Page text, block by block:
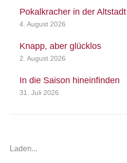
Pokalkracher in der Altstadt
4. August 2026
Knapp, aber glücklos
2. August 2026
In die Saison hineinfinden
31. Juli 2026
Laden...